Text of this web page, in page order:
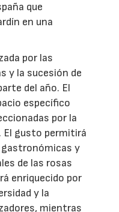
que
en una
por las
y la sucesión de
del año. El
específico
por la
El gusto permitirá
gastronómicas y
de las rosas
enriquecido por
y la
mientras